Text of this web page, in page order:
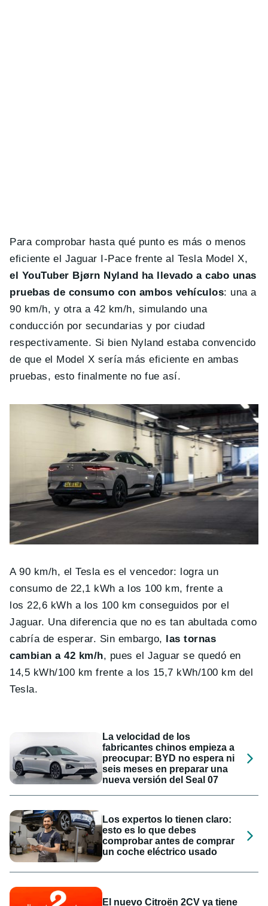
Para comprobar hasta qué punto es más o menos
eficiente el Jaguar I-Pace frente al Tesla Model X,
el YouTuber Bjørn Nyland ha llevado a cabo unas
pruebas de consumo con ambos vehículos: una a
90 km/h, y otra a 42 km/h, simulando una
conducción por secundarias y por ciudad
respectivamente. Si bien Nyland estaba convencido
de que el Model X sería más eficiente en ambas
pruebas, esto finalmente no fue así.
A 90 km/h, el Tesla es el vencedor: logra un
consumo de 22,1 kWh a los 100 km, frente a
los 22,6 kWh a los 100 km conseguidos por el
Jaguar. Una diferencia que no es tan abultada como
cabría de esperar. Sin embargo, las tornas
cambian a 42 km/h, pues el Jaguar se quedó en
14,5 kWh/100 km frente a los 15,7 kWh/100 km del
Tesla.
La velocidad de los
fabricantes chinos empieza a
preocupar: BYD no espera ni
seis meses en preparar una
nueva versión del Seal 07
Los expertos lo tienen claro:
esto es lo que debes
comprobar antes de comprar
un coche eléctrico usado
El nuevo Citroën 2CV ya tiene